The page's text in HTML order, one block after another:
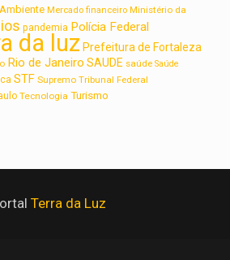
Mercado financeiro Ministério da
pandemia Polícia Federal
da luzPrefeitura de Fortaleza
Rio de Janeiro SAUDE saúde Saúde
STF Supremo Tribunal Federal
Tecnologia Turismo
Terra da Luz